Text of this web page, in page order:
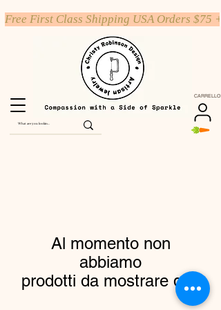
CARRELLO
Free First Class Shipping USA Orders $75 +
Al momento non
abbiamo
prodotti da mostrare qui.